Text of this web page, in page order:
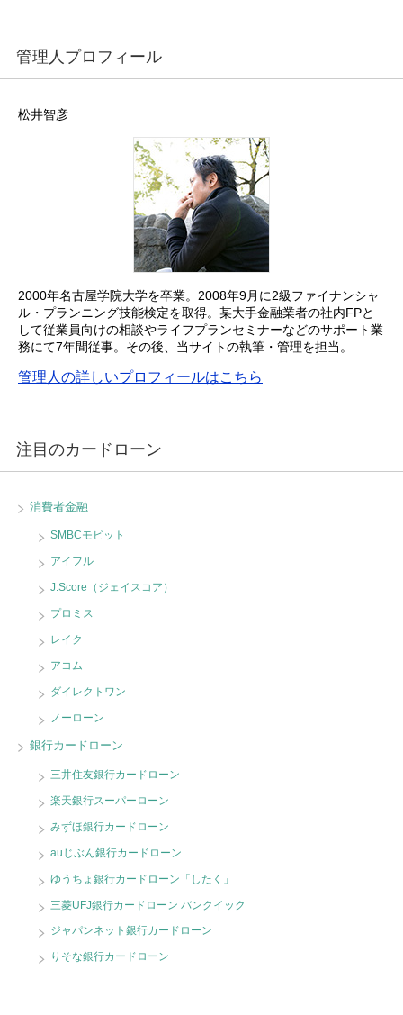
管理人プロフィール
松井智彦
2000年名古屋学院大学を卒業。2008年9月に2級ファイナンシャ
ル・プランニング技能検定を取得。某大手金融業者の社内FPと
して従業員向けの相談やライフプランセミナーなどのサポート業
務にて7年間従事。その後、当サイトの執筆・管理を担当。
管理人の詳しいプロフィールはこちら
注目のカードローン
消費者金融
SMBCモビット
アイフル
J.Score（ジェイスコア）
プロミス
レイク
アコム
ダイレクトワン
ノーローン
銀行カードローン
三井住友銀行カードローン
楽天銀行スーパーローン
みずほ銀行カードローン
auじぶん銀行カードローン
ゆうちょ銀行カードローン「したく」
三菱UFJ銀行カードローン バンクイック
ジャパンネット銀行カードローン
りそな銀行カードローン